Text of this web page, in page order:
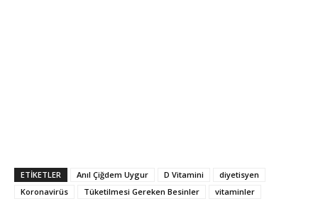
ETIKETLER Anıl Çiğdem Uygur D Vitamini
diyetisyen
Koronavirüs
Tüketilmesi Gereken Besinler vitaminler